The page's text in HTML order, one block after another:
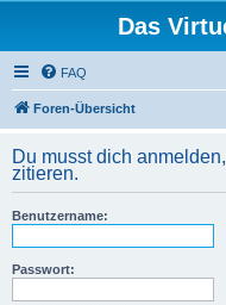
Das
FAQ
Foren-Übersicht
Du musst dich
zitieren.
Benutzername:
Passwort: